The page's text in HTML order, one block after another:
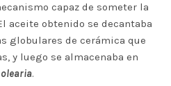
capaz de someter la
aceite obtenido se decantaba
globulares de cerámica que
y luego se almacenaba en
.